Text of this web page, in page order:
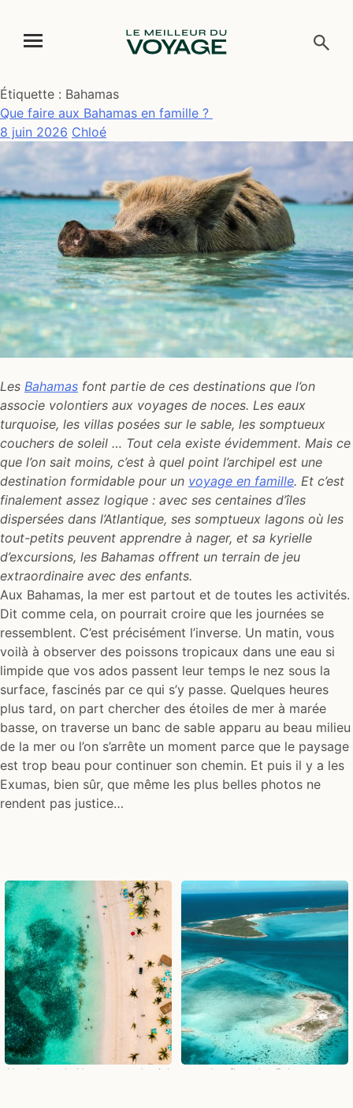
Skip
to
content
Étiquette : Bahamas
Que faire aux Bahamas en famille ?
8 juin 2026 Chloé
Les Bahamas font partie de ces destinations que l’on
associe volontiers aux voyages de noces. Les eaux
turquoise, les villas posées sur le sable, les somptueux
couchers de soleil … Tout cela existe évidemment. Mais ce
que l’on sait moins, c’est à quel point l’archipel est une
destination formidable pour un voyage en famille. Et c’est
finalement assez logique : avec ses centaines d’îles
dispersées dans l’Atlantique, ses somptueux lagons où les
tout-petits peuvent apprendre à nager, et sa kyrielle
d’excursions, les Bahamas offrent un terrain de jeu
extraordinaire avec des enfants.
Aux Bahamas, la mer est partout et de toutes les activités.
Dit comme cela, on pourrait croire que les journées se
ressemblent. C’est précisément l’inverse. Un matin, vous
voilà à observer des poissons tropicaux dans une eau si
limpide que vos ados passent leur temps le nez sous la
surface, fascinés par ce qui s’y passe. Quelques heures
plus tard, on part chercher des étoiles de mer à marée
basse, on traverse un banc de sable apparu au beau milieu
de la mer ou l’on s’arrête un moment parce que le paysage
est trop beau pour continuer son chemin. Et puis il y a les
Exumas, bien sûr, que même les plus belles photos ne
rendent pas justice…
Une plage de Nassau vue du ciel Les îlots des Bahamas